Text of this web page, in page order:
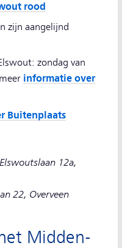
rood
zijn aangelijnd
zondag van
informatie over
Buitenplaats
12a,
22, Overveen
Midden-